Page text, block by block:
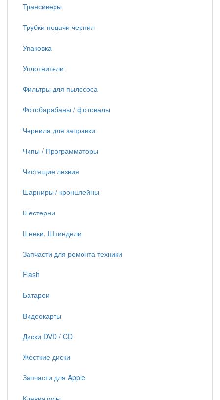
Трансиверы
Трубки подачи чернил
Упаковка
Уплотнители
Фильтры для пылесоса
Фотобарабаны / фотовалы
Чернила для заправки
Чипы / Программаторы
Чистящие лезвия
Шарниры / кронштейны
Шестерни
Шнеки, Шпиндели
Запчасти для ремонта техники
Flash
Батареи
Видеокарты
Диски DVD / CD
Жесткие диски
Запчасти для Apple
Клавиатуры